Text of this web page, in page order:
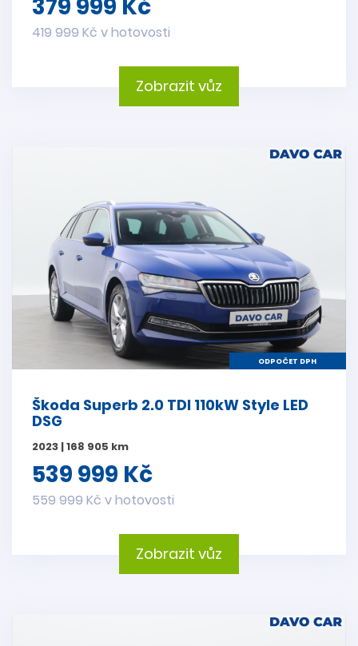
379 999 Kč
419 999 Kč v hotovosti
Zobrazit vůz
ODPOČET DPH
Škoda Superb 2.0 TDI 110kW Style LED
DSG
2023 | 168 905 km
539 999 Kč
559 999 Kč v hotovosti
Zobrazit vůz